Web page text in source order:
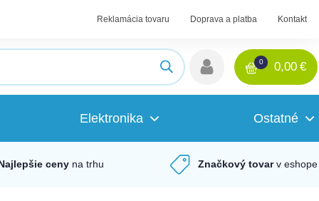
Reklamácia tovaru Doprava a platba Kontakt
0 0,00 €
Elektronika Ostatné
ceny na trhu Značkový tovar v eshope